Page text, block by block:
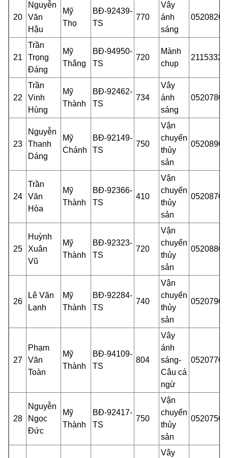
20
Nguyễn
Văn
Hậu
Mỹ
Thọ
BĐ-92439-
TS
770
Vây
ánh
sáng
21
Trần
Trọng
Đáng
Mỹ
Thắng
BĐ-94950-
TS
720
Mành
chụp
22
Trần
Vinh
Hùng
Mỹ
Thành
BĐ-92462-
TS
734
Vây
ánh
sáng
23
Nguyễn
Thanh
Dáng
Mỹ
Chánh
BĐ-92149-
TS
750
Vận
chuyển
thủy
sản
24
Trần
Văn
Hòa
Mỹ
Thành
BĐ-92366-
TS
410
Vận
chuyển
thủy
sản
25
Huỳnh
Xuân
Vũ
Mỹ
Thành
BĐ-92323-
TS
720
Vận
chuyển
thủy
sản
26
Lê Văn
Lạnh
Mỹ
Thành
BĐ-92284-
TS
740
Vận
chuyển
thủy
sản
27
Phạm
Văn
Toàn
Mỹ
Thành
BĐ-94109-
TS
804
Vây
ánh
sáng-
Câu cá
ngừ
28
Nguyễn
Ngọc
Đức
Mỹ
Thành
BĐ-92417-
TS
750
Vận
chuyển
thủy
sản
Vây